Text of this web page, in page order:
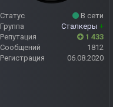
Статус
В сети
Группа
Сталкеры +
Репутация
1 433
Сообщений
1812
Регистрация
06.08.2020